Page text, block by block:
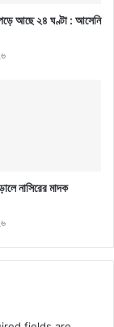
আছে ২৪ ঘণ্টা : আসেনি
নাসিরের মাদক